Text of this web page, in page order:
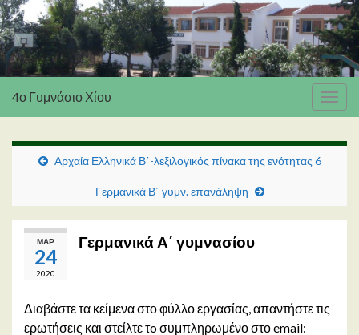
4ο Γυμνάσιο Χίου
Αρχαία Ελληνικά Β΄-λεξιλογικός πίνακα της ενότητας 6
Γερμανικά Β΄ γυμν. επανάληψη
ΜΑΡ
24
2020
Γερμανικά Α΄ γυμνασίου
Διαβάστε τα κείμενα στο φύλλο εργασίας, απαντήστε τις
ερωτήσεις και στείλτε τo συμπληρωμένο στο email: